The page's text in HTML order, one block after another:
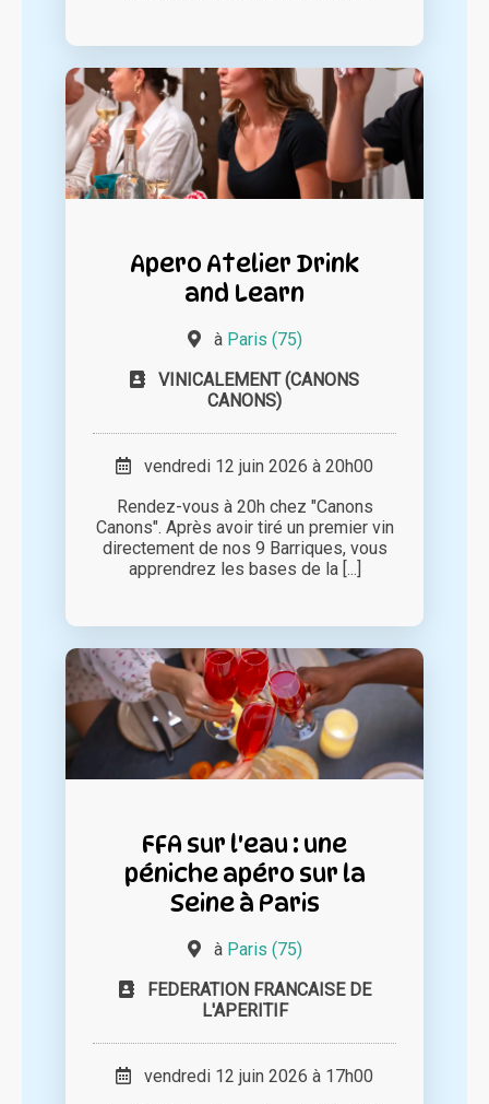
Apero Atelier Drink
and Learn
à Paris (75)
VINICALEMENT (CANONS
CANONS)
vendredi 12 juin 2026 à 20h00
Rendez-vous à 20h chez "Canons
Canons". Après avoir tiré un premier vin
directement de nos 9 Barriques, vous
apprendrez les bases de la [...]
FFA sur l'eau : une
péniche apéro sur la
Seine à Paris
à Paris (75)
FEDERATION FRANCAISE DE
L'APERITIF
vendredi 12 juin 2026 à 17h00